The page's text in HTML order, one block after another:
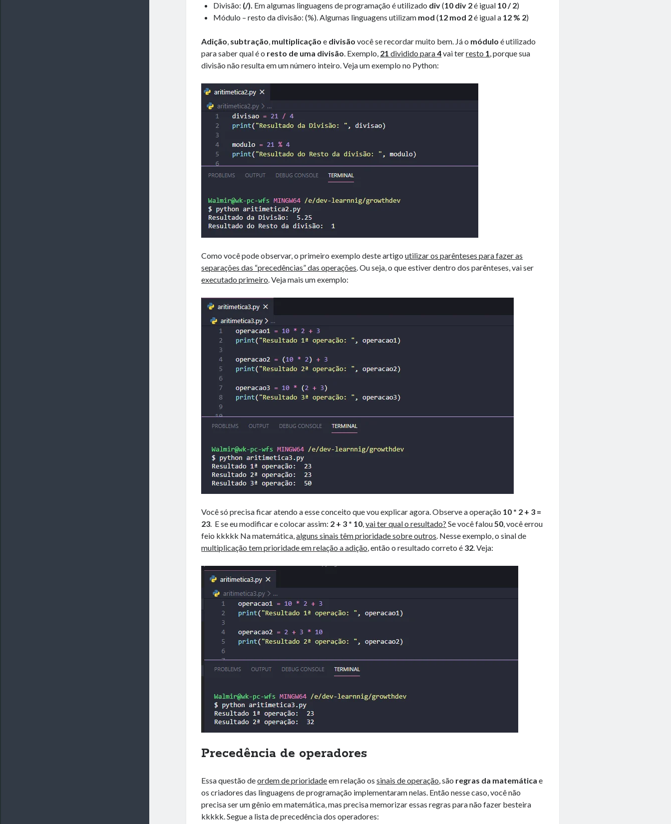
Divisão: (/). Em algumas linguagens de programação é utilizado div(10 div 2é igual 10 / 2)
Módulo – resto da divisão: (%). Algumas linguagens utilizam mod (12 mod 2é igual a 12 % 2)
Adição, subtração, multiplicaçãoe divisãovocê se recordar muito bem. Já o móduloé utilizado
para saber qual é o resto de uma divisão. Exemplo, 21dividido para4vai terresto 1, porque sua
divisão não resulta em um número inteiro. Veja um exemplo no Python:
Como você pode observar, o primeiro exemplo deste artigoutilizar os parênteses para fazer as
separações das “precedências” das operações. Ou seja, o que estiver dentro dos parênteses, vai ser
executado primeiro. Veja mais um exemplo:
Você só precisa ficar atendo a esse conceito que vou explicar agora. Observe a operação 10 * 2 + 3 =
23. E se eu modificar e colocar assim: 2 + 3 * 10,vai ter qual o resultado? Se você falou50, você errou
feio kkkkk Na matemática,alguns sinais têm prioridade sobre outros. Nesse exemplo, o sinal de
multiplicação tem prioridade em relação a adição, então o resultado correto é 32. Veja:
Precedência de operadores
Essa questão deordem de prioridadeem relação ossinais de operação, são regras da matemática e
os criadores das linguagens de programação implementaram nelas. Então nesse caso, você não
precisa ser um gênio em matemática, mas precisa memorizar essas regras para não fazer besteira
kkkkk. Segue a lista de precedência dos operadores: